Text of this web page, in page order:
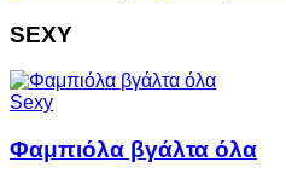
SEXY
Sexy
Φαμπιόλα βγάλτα όλα